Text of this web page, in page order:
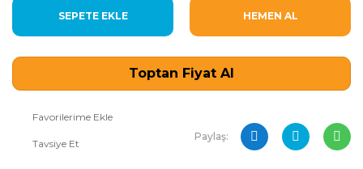
SEPETE EKLE HEMEN AL
Toptan Fiyat Al
Tavsiye Et
Paylaş: